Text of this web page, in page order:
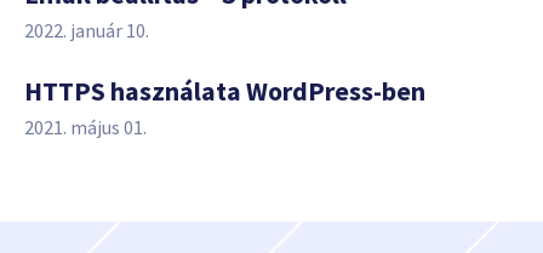
2022. január 10.
HTTPS használata WordPress-ben
2021. május 01.